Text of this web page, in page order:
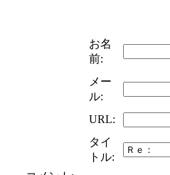
お名
前:
メー
ル:
URL:
タイ
トル: